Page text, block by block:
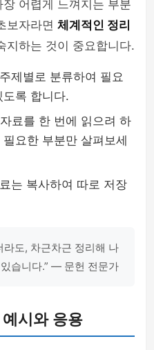
어렵게 느껴지는 부분
보자라면 체계적인 정리
지하는 것이 중요합니다.
제별로 분류하여 필요
록 합니다.
료를 한 번에 읽으려 하
요한 부분만 살펴보세
는 복사하여 따로 저장
라도, 차근차근 정리해 나
습니다.” — 문헌 전문가
시와 응용